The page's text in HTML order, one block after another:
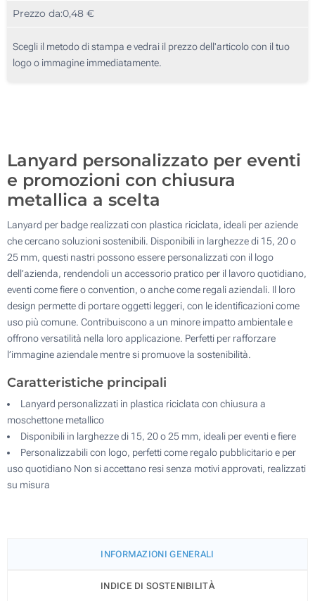
25mm
2 lato
Con fibbia
Moschettone clip
Moschettone coccodrillo
Moschettone combi
9.4 x 6.1 cm
10.6 x 6.7 cm
10.1 x 15.5 cm
200
500
1000
Prezzo da:0,48 €
Scegli il metodo di stampa e vedrai il prezzo dell'articolo con il tuo
logo o immagine immediatamente.
Lanyard personalizzato per eventi
e promozioni con chiusura
metallica a scelta
Lanyard per badge realizzati con plastica riciclata, ideali per aziende
che cercano soluzioni sostenibili. Disponibili in larghezze di 15, 20 o
25 mm, questi nastri possono essere personalizzati con il logo
dell’azienda, rendendoli un accessorio pratico per il lavoro quotidiano,
eventi come fiere o convention, o anche come regali aziendali. Il loro
design permette di portare oggetti leggeri, con le identificazioni come
uso più comune. Contribuiscono a un minore impatto ambientale e
offrono versatilità nella loro applicazione. Perfetti per rafforzare
l’immagine aziendale mentre si promuove la sostenibilità.
Caratteristiche principali
Lanyard personalizzati in plastica riciclata con chiusura a
moschettone metallico
Disponibili in larghezze di 15, 20 o 25 mm, ideali per eventi e fiere
Personalizzabili con logo, perfetti come regalo pubblicitario e per
uso quotidiano Non si accettano resi senza motivi approvati, realizzati
su misura
INFORMAZIONI GENERALI
INDICE DI SOSTENIBILITÀ